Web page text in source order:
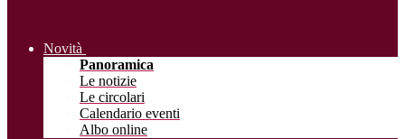
Novità
Panoramica
Le notizie
Le circolari
Calendario eventi
Albo online